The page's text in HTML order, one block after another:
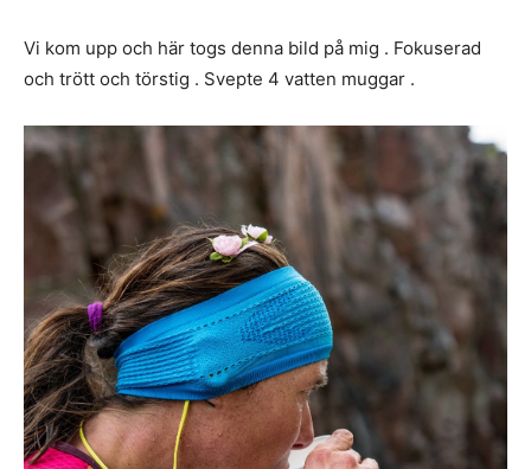
Vi kom upp och här togs denna bild på mig . Fokuserad
och trött och törstig . Svepte 4 vatten muggar .